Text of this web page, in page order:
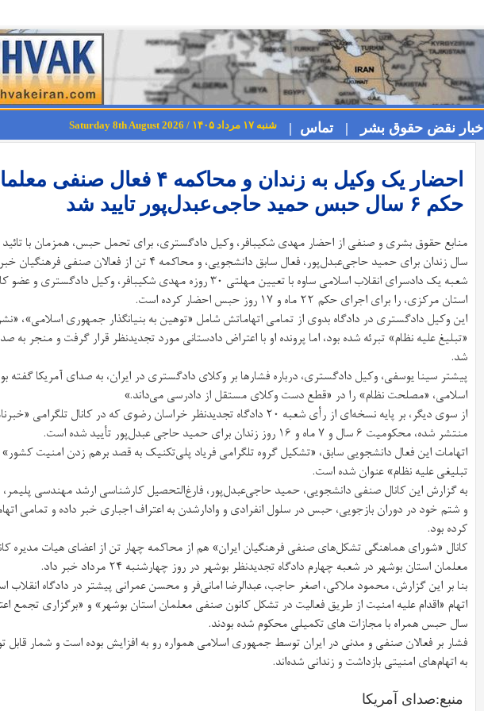
اخبار نقض حقوق بشر | تماس | شنبه ۱۷ مرداد ۱۴۰۵ / Saturday 8th August 2026
احضار یک وکیل به زندان و محاکمه ۴ فعال صنفی
حکم ۶ سال حبس حمید حاجی‌عبدل‌پور تایید شد
سال زندان برای حمید حاجی‌عبدل‌پور، فعال سابق دانشجویی، و محاکمه ۴ تن از فعالان صنفی فرهنگیان خبر داده‌اند.
شعبه یک دادسرای انقلاب اسلامی ساوه با تعیین مهلتی ۳۰ روزه مهدی شکیبافر، وکیل
استان مرکزی، را برای اجرای حکم ۲۲ ماه و ۱۷ روز حبس احضار کرده است.
این وکیل دادگستری در دادگاه بدوی از تمامی اتهاماتش شامل «توهین به بنیانگذار جمهوری اسلامی»،
«تبلیغ علیه نظام» تبرئه شده بود، اما پرونده او با اعتراض دادستانی مورد تجدیدنظر قرار گرفت و منجر
شد.
پیشتر سینا یوسفی، وکیل دادگستری، درباره فشارها بر وکلای دادگستری در ایران، به صدای آمریکا
اسلامی، «مصلحت نظام» را در «قطع دست وکلای مستقل از دادرسی می‌داند.»
از سوی دیگر، بر پایه نسخه‌ای از رأی شعبه ۲۰ دادگاه تجدیدنظر خراسان رضوی که در کانال
منتشر شده، محکومیت ۶ سال و ۷ ماه و ۱۶ روز زندان برای حمید حاجی عبدل‌پور تأیید شده است.
اتهامات این فعال دانشجویی سابق، «تشکیل گروه تلگرامی فریاد پلی‌تکنیک به قصد برهم‌ زدن امنیت
تبلیغی علیه نظام» عنوان شده است.
به گزارش این کانال صنفی دانشجویی، حمید حاجی‌عبدل‌پور، فارغ‌التحصیل کارشناسی ارشد مهندسی
و شتم خود در دوران بازجویی، حبس در سلول انفرادی و وادارشدن به اعتراف اجباری خبر داده و تمامی
کرده بود.
کانال «شورای هماهنگی تشکل‌های صنفی فرهنگیان ایران» هم از محاکمه چهار تن از اعضای هیات مدیره
معلمان استان بوشهر در شعبه چهارم دادگاه تجدیدنظر بوشهر در روز چهارشنبه ۲۴ مرداد خبر داد.
بنا بر این گزارش، محمود ملاکی، اصغر حاجب، عبدالرضا امانی‌فر و محسن عمرانی پیشتر در دادگاه انقلاب
سال حبس همراه با مجازات های تکمیلی محکوم شده بودند.
فشار بر فعالان صنفی و مدنی در ایران توسط جمهوری اسلامی همواره رو به افزایش بوده است و شمار قابل
به اتهام‌های امنیتی بازداشت و زندانی شده‌اند.
منبع:صدای آمریکا